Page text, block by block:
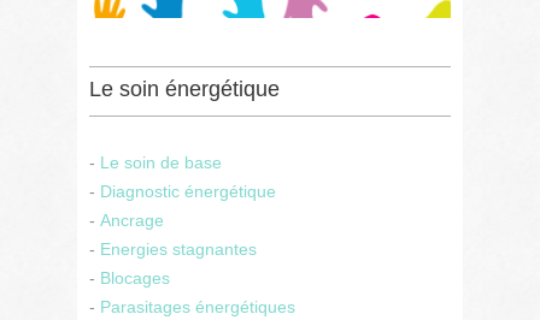
Le soin énergétique
- Le soin de base
- Diagnostic énergétique
- Ancrage
- Energies stagnantes
- Blocages
- Parasitages énergétiques